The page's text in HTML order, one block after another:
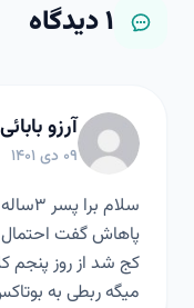
۱دیدگاه
آرزو بابائی
۰۹ دی ۱۴۰۱
سلام
پاهاش گفت احتمال
کج شد از روز پنجم
میگه ربطی به